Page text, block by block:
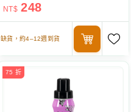
NT$ 248
缺貨，約4–12週到貨
75 折